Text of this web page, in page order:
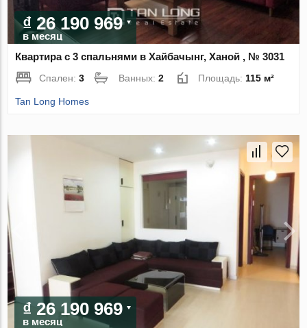
₫ 26 190 969
в месяц
Квартира с 3 спальнями в Хайбачынг, Ханой , № 3031
Спален:3 Ванных:2 Площадь: 115 м²
Tan Long Homes
₫ 26 190 969
в месяц